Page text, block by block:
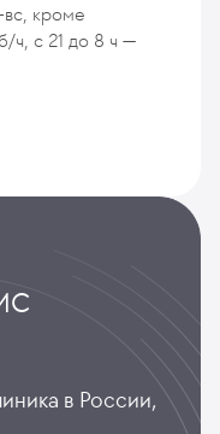
кроме
ч, с 21 до 8 ч —
в России,